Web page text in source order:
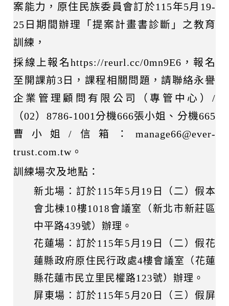
案能力，原住民族委員會訂於115年5月19-
25日期間辦理「提案計畫書診斷」之教育
訓練，
採線上報名https://reurl.cc/0mn9E6，報名
至開課前3日，課程相關問題，請聯絡永譽
企業管理顧問有限公司（專管中心）/
（02）8786-1001分機666張小姐、分機665
曹小姐/信箱：manage66@ever-
trust.com.tw。
訓練場次及地點：
新北場：訂於115年5月19日（二）假本
會北棟10樓1018會議室（新北市新莊區
中平路439號）辦理。
花蓮場：訂於115年5月19日（二）假花
蓮縣政府原住民行政處4樓會議室（花蓮
縣花蓮市民立里民權路123號）辦理。
屏東場：訂於115年5月20日（三）假屏